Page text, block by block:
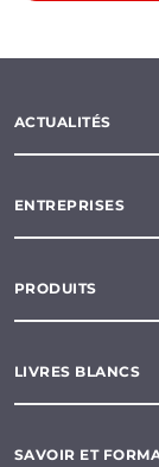
ACTUALITÉS
ENTREPRISES
PRODUITS
LIVRES BLANCS
SAVOIR ET